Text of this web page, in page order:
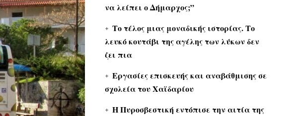
να λείπει ο Δήμαρχος;”
Το τέλος μιας μοναδικής ιστορίας. Το
λευκό κουτάβι της αγέλης των λύκων δεν
ζει πια
Εργασίες επισκευής και αναβάθμισης σε
σχολεία του Χαϊδαρίου
Η Πυροσβεστική εντόπισε την αιτία της